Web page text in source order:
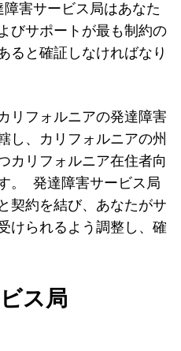
害サービス局はあなた
びサポートが最も制約の
ると確証しなければなり
リフォルニアの発達障害
し、カリフォルニアの州
カリフォルニア在住者向
。 発達障害サービス局
契約を結び、あなたがサ
けられるよう調整し、確
ス局